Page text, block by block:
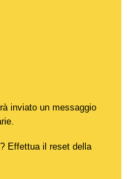
inviato un messaggio
Effettua il reset della